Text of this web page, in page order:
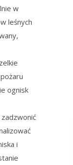
w
leśnych
ognisk
i